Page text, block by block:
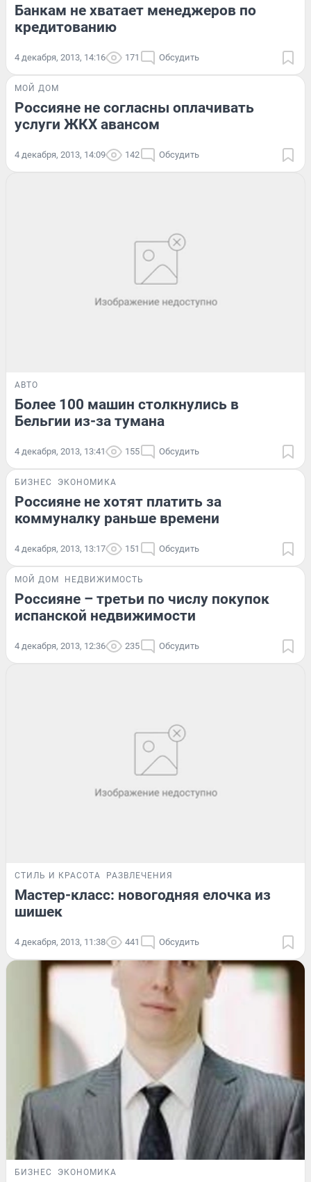
Банкам не хватает менеджеров по
кредитованию
4 декабря, 2013, 14:16 171 Обсудить
МОЙ ДОМ
Россияне не согласны оплачивать
услуги ЖКХ авансом
4 декабря, 2013, 14:09 142 Обсудить
АВТО
Более 100 машин столкнулись в
Бельгии из-за тумана
4 декабря, 2013, 13:41 155 Обсудить
БИЗНЕС ЭКОНОМИКА
Россияне не хотят платить за
коммуналку раньше времени
4 декабря, 2013, 13:17 151 Обсудить
МОЙ ДОМ НЕДВИЖИМОСТЬ
Россияне – третьи по числу покупок
испанской недвижимости
4 декабря, 2013, 12:36 235 Обсудить
СТИЛЬ И КРАСОТА РАЗВЛЕЧЕНИЯ
Мастер-класс: новогодняя елочка из
шишек
4 декабря, 2013, 11:38 441 Обсудить
БИЗНЕС ЭКОНОМИКА